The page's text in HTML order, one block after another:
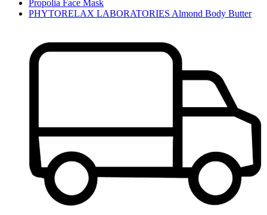
Propolia Face Mask
PHYTORELAX LABORATORIES Almond Body Butter